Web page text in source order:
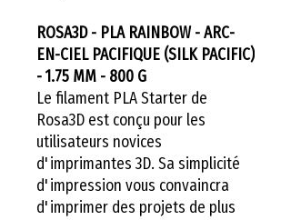
ROSA3D - PLA RAINBOW - ARC-
EN-CIEL PACIFIQUE (SILK PACIFIC)
- 1.75 MM - 800 G
Le filament PLA Starter de
Rosa3D est conçu pour les
utilisateurs novices
d'imprimantes 3D. Sa simplicité
d'impression vous convaincra
d'imprimer des projets de plus